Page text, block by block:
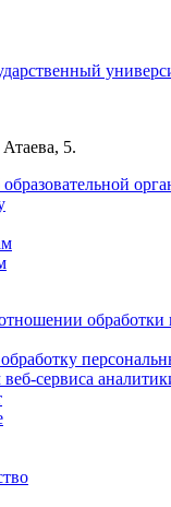
5.
обработки
веб-сервиса